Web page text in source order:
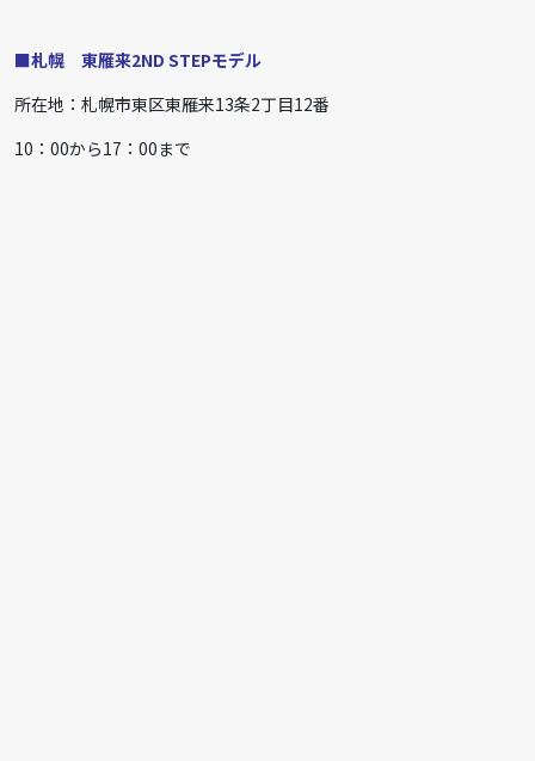
■札幌 東雁来2ND STEPモデル
所在地：札幌市東区東雁来13条2丁目12番
10：00から17：00まで